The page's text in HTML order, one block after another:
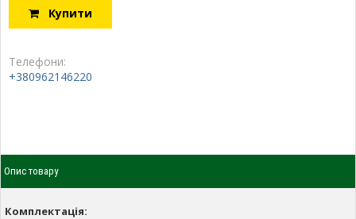
Купити
Телефони:
+380962146220
Опис товару
Комплектація: